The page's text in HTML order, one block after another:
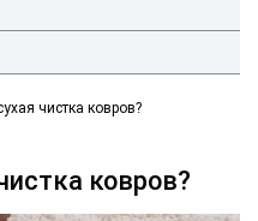
чистка ковров?
ковров?